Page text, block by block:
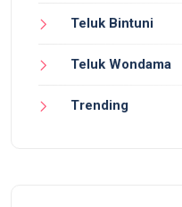
Teluk Bintuni
Teluk Wondama
Trending